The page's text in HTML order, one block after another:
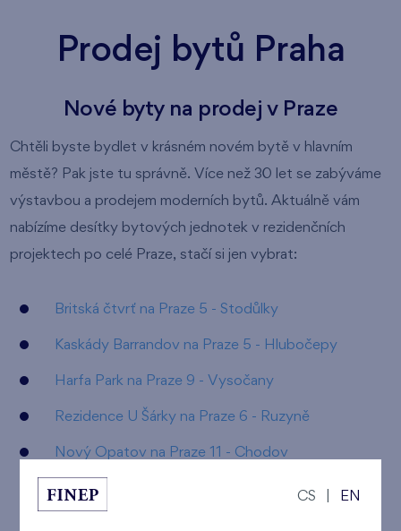
Prodej bytů Praha
Nové byty na prodej v Praze
Chtěli byste bydlet v krásném novém bytě v hlavním
městě? Pak jste tu správně. Více než 30 let se zabýváme
výstavbou a prodejem moderních bytů. Aktuálně vám
nabízíme desítky bytových jednotek v rezidenčních
projektech po celé Praze, stačí si jen vybrat:
Britská čtvrť na Praze 5 - Stodůlky
Kaskády Barrandov na Praze 5 - Hlubočepy
Harfa Park na Praze 9 - Vysočany
Rezidence U Šárky na Praze 6 - Ruzyně
Nový Opatov na Praze 11 - Chodov
Malý háj na Praze 10 - Štěrboholy
CS EN